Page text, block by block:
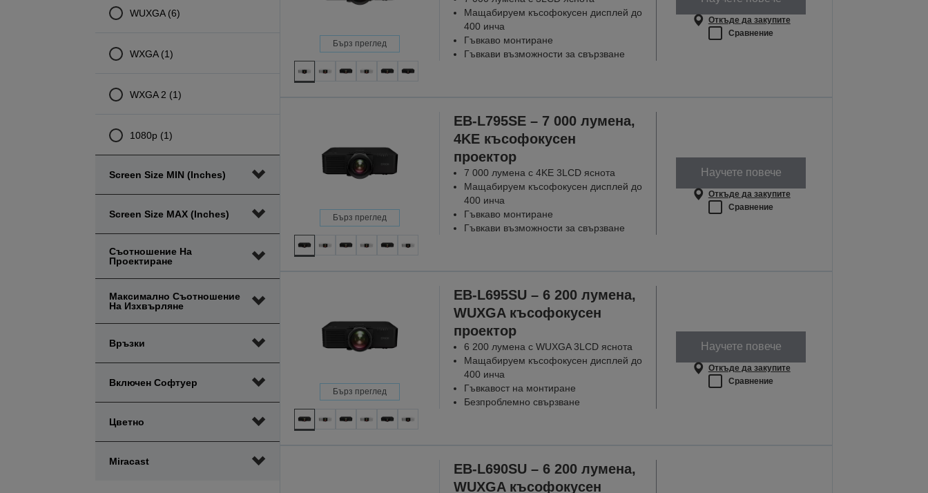
WUXGA (6)
WXGA (1)
WXGA 2 (1)
1080p (1)
Screen Size MIN (inches)
Screen Size MAX (inches)
Съотношение На
Проектиране
Максимално Съотношение
На Изхвърляне
Връзки
Включен Софтуер
Цветно
Miracast
Бърз преглед
Мащабируем късофокусен дисплей до
400 инча
Гъвкаво монтиране
Гъвкави възможности за свързване
Откъде да закупите
Сравнение
Бърз преглед
EB-L795SE – 7 000 лумена,
4KE късофокусен
проектор
7 000 лумена с 4KE 3LCD яснота
Мащабируем късофокусен дисплей до
400 инча
Гъвкаво монтиране
Гъвкави възможности за свързване
Научете повече
Откъде да закупите
Сравнение
Бърз преглед
EB-L695SU – 6 200 лумена,
WUXGA късофокусен
проектор
6 200 лумена с WUXGA 3LCD яснота
Мащабируем късофокусен дисплей до
400 инча
Гъвкавост на монтиране
Безпроблемно свързване
Научете повече
Откъде да закупите
Сравнение
EB-L690SU – 6 200 лумена,
WUXGA късофокусен